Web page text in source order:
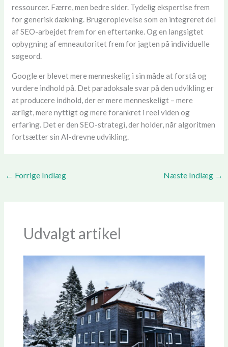
ressourcer. Færre, men bedre sider. Tydelig ekspertise frem
for generisk dækning. Brugeroplevelse som en integreret del
af SEO-arbejdet frem for en eftertanke. Og en langsigtet
opbygning af emneautoritet frem for jagten på individuelle
søgeord.
Google er blevet mere menneskelig i sin måde at forstå og
vurdere indhold på. Det paradoksale svar på den udvikling er
at producere indhold, der er mere menneskeligt – mere
ærligt, mere nyttigt og mere forankret i reel viden og
erfaring. Det er den SEO-strategi, der holder, når algoritmen
fortsætter sin AI-drevne udvikling.
← Forrige Indlæg Næste Indlæg →
Udvalgt artikel